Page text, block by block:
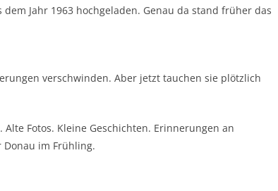
Jahr 1963 hochgeladen. Genau da stand früher das
verschwinden. Aber jetzt tauchen sie plötzlich
Fotos. Kleine Geschichten. Erinnerungen an
im Frühling.